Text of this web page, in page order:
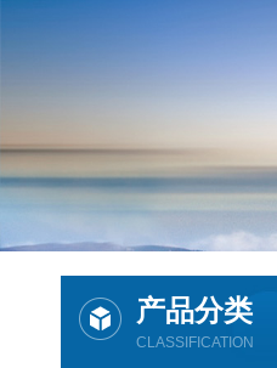
产品分类
CLASSIFICATION